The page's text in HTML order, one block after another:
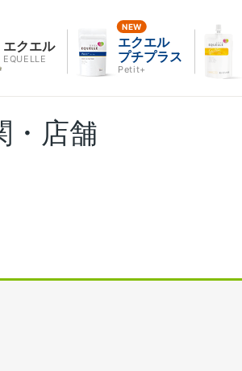
エクエル
EQUELLE
エクエル
プチプラス
Petit+
・店舗